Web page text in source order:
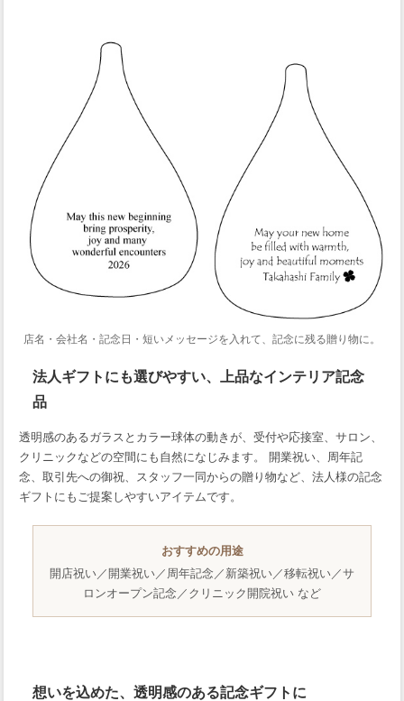
店名・会社名・記念日・短いメッセージを入れて、記念に残る贈り物に。
法人ギフトにも選びやすい、上品なインテリア記念
品
透明感のあるガラスとカラー球体の動きが、受付や応接室、サロン、
クリニックなどの空間にも自然になじみます。 開業祝い、周年記
念、取引先への御祝、スタッフ一同からの贈り物など、法人様の記念
ギフトにもご提案しやすいアイテムです。
おすすめの用途
開店祝い／開業祝い／周年記念／新築祝い／移転祝い／サ
ロンオープン記念／クリニック開院祝い など
想いを込めた、透明感のある記念ギフトに